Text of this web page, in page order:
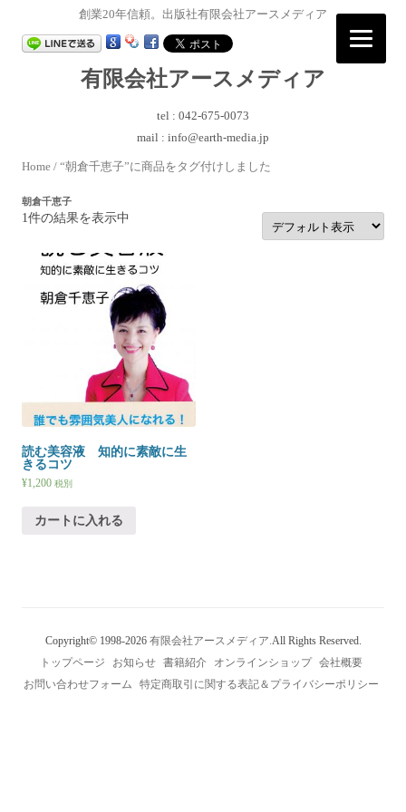
創業20年信頼。出版社有限会社アースメディア
有限会社アースメディア
tel : 042-675-0073
mail : info@earth-media.jp
ン
Home / “朝倉千恵子”に商品をタグ付けしました
朝倉千恵子
1件の結果を表示中
読む美容液 知的に素敵に生
きるコツ
¥1,200 税別
カートに入れる
Copyright© 1998-2026 有限会社アースメディア.All Rights Reserved.
トップページ
お知らせ 書籍紹介 オンラインショップ
会社概要
お問い合わせフォーム
特定商取引に関する表記＆プライバシーポリシー